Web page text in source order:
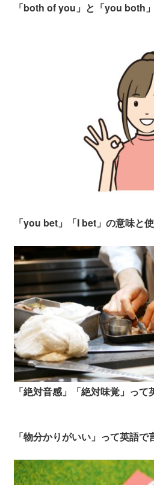
「both of you」と「you both
「you bet」「I bet」の意味と
「絶対音感」「絶対味覚」って
「物分かりがいい」って英語で